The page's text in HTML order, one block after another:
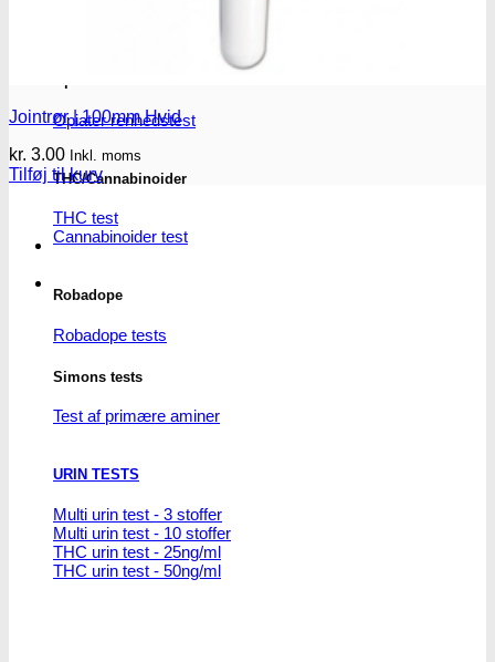
Opiater renhedstest
THC/Cannabinoider
THC test
Cannabinoider test
Robadope
Robadope tests
Simons tests
Test af primære aminer
URIN TESTS
Multi urin test - 3 stoffer
Multi urin test - 10 stoffer
THC urin test - 25ng/ml
THC urin test - 50ng/ml
Jointrør | 100mm Hvid
kr. 3.00 Inkl. moms
Tilføj til kurv